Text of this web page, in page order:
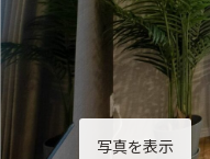
写真を表示